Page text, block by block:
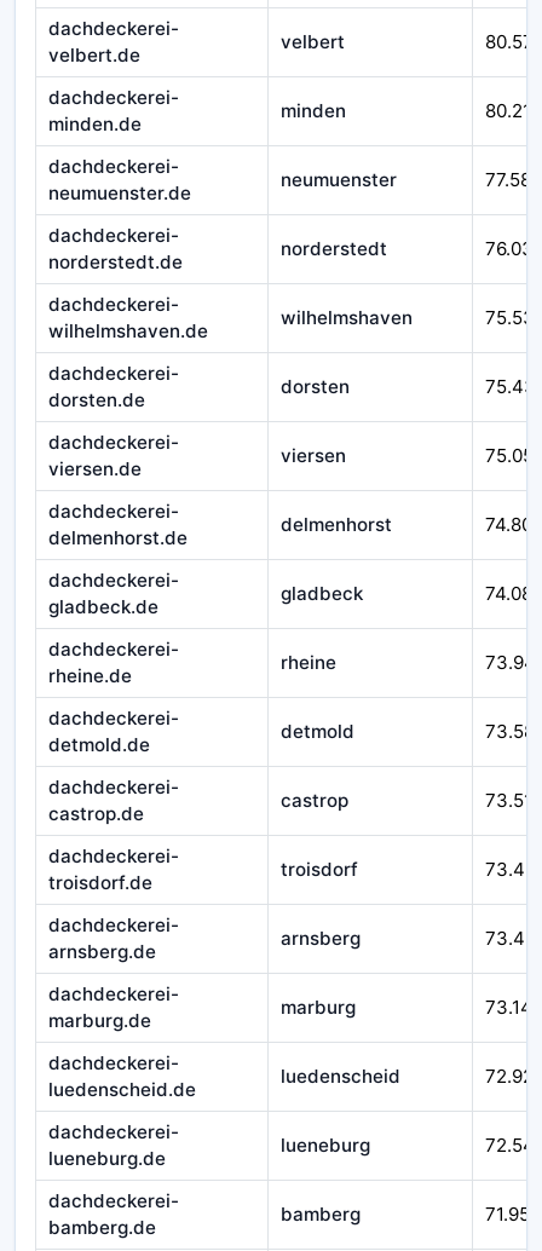
dachdeckerei-
velbert.de
velbert
dachdeckerei-
minden.de
minden 80.212
dachdeckerei-
neumuenster.de
neumuenster 77.588
dachdeckerei-
norderstedt.de
norderstedt
dachdeckerei-
wilhelmshaven.de
wilhelmshaven
dachdeckerei-
dorsten.de
dorsten
dachdeckerei-
viersen.de
viersen
dachdeckerei-
delmenhorst.de
delmenhorst
dachdeckerei-
gladbeck.de
gladbeck 74.086
dachdeckerei-
rheine.de
rheine
dachdeckerei-
detmold.de
detmold
dachdeckerei-
castrop.de
castrop 73.518
dachdeckerei-
troisdorf.de
troisdorf
dachdeckerei-
arnsberg.de
arnsberg
dachdeckerei-
marburg.de
marburg 73.147
dachdeckerei-
luedenscheid.de
luedenscheid
dachdeckerei-
lueneburg.de
lueneburg
dachdeckerei-
bamberg.de
bamberg 71.952